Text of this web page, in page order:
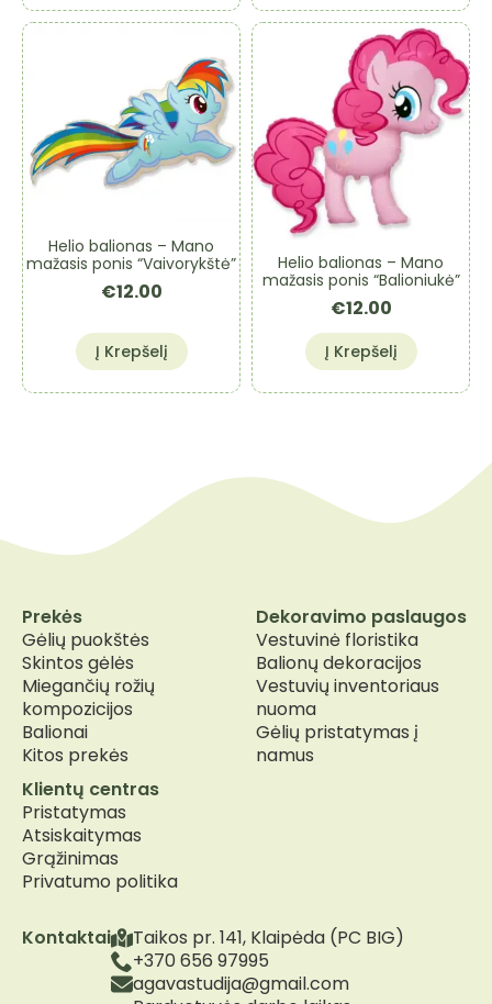
Helio balionas – Mano
mažasis ponis “Vaivorykštė”
€12.00
Į Krepšelį
Helio balionas – Mano
mažasis ponis “Balioniukė”
€12.00
Į Krepšelį
Kontaktai
Taikos pr. 141, Klaipėda (PC BIG)
+370 656 97995
agavastudija@gmail.com
Prekės
Gėlių puokštės
Skintos gėlės
Miegančių rožių
kompozicijos
Balionai
Kitos prekės
Dekoravimo paslaugos
Vestuvinė floristika
Balionų dekoracijos
Vestuvių inventoriaus
nuoma
Gėlių pristatymas į
namus
Klientų centras
Pristatymas
Atsiskaitymas
Grąžinimas
Privatumo politika